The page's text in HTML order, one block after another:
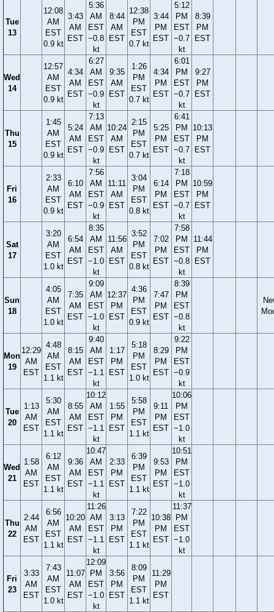
Tue
13
12:08
AM
EST
0.9 kt
3:43
AM
EST
5:36
AM
EST
−0.8
kt
8:44
AM
EST
12:38
PM
EST
0.7 kt
3:44
PM
EST
5:12
PM
EST
−0.7
kt
8:39
PM
EST
Wed
14
12:57
AM
EST
0.9 kt
4:34
AM
EST
6:27
AM
EST
−0.9
kt
9:35
AM
EST
1:26
PM
EST
0.7 kt
4:34
PM
EST
6:01
PM
EST
−0.7
kt
9:27
PM
EST
Thu
15
1:45
AM
EST
0.9 kt
5:24
AM
EST
7:13
AM
EST
−0.9
kt
10:24
AM
EST
2:15
PM
EST
0.7 kt
5:25
PM
EST
6:41
PM
EST
−0.7
kt
10:13
PM
EST
Fri
16
2:33
AM
EST
0.9 kt
6:10
AM
EST
7:56
AM
EST
−0.9
kt
11:11
AM
EST
3:04
PM
EST
0.8 kt
6:14
PM
EST
7:18
PM
EST
−0.7
kt
10:59
PM
EST
Sat
17
3:20
AM
EST
1.0 kt
6:54
AM
EST
8:35
AM
EST
−1.0
kt
11:56
AM
EST
3:52
PM
EST
0.8 kt
7:02
PM
EST
7:58
PM
EST
−0.8
kt
11:44
PM
EST
Sun
18
4:05
AM
EST
1.0 kt
7:35
AM
EST
9:09
AM
EST
−1.0
kt
12:37
PM
EST
4:36
PM
EST
0.9 kt
7:47
PM
EST
8:39
PM
EST
−0.8
kt
Mon
19
12:29
AM
EST
4:48
AM
EST
1.1 kt
8:15
AM
EST
9:40
AM
EST
−1.1
kt
1:17
PM
EST
5:18
PM
EST
1.0 kt
8:29
PM
EST
9:22
PM
EST
−0.9
kt
Tue
20
1:13
AM
EST
5:30
AM
EST
1.1 kt
8:55
AM
EST
10:12
AM
EST
−1.1
kt
1:55
PM
EST
5:58
PM
EST
1.1 kt
9:11
PM
EST
10:06
PM
EST
−1.0
kt
Wed
21
1:58
AM
EST
6:12
AM
EST
1.1 kt
9:36
AM
EST
10:47
AM
EST
−1.1
kt
2:33
PM
EST
6:39
PM
EST
1.1 kt
9:53
PM
EST
10:51
PM
EST
−1.0
kt
Thu
22
2:44
AM
EST
6:56
AM
EST
1.1 kt
10:20
AM
EST
11:26
AM
EST
−1.1
kt
3:13
PM
EST
7:22
PM
EST
1.1 kt
10:38
PM
EST
11:37
PM
EST
−1.0
kt
Fri
23
3:33
AM
EST
7:43
AM
EST
1.0 kt
11:07
AM
EST
12:09
PM
EST
−1.0
kt
3:56
PM
EST
8:09
PM
EST
1.1 kt
11:29
PM
EST